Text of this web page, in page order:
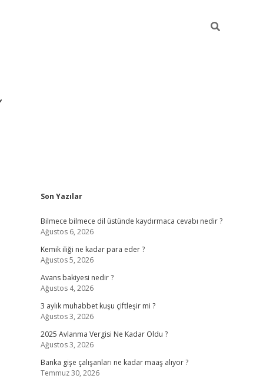
Sidebar
Son Yazılar
Bilmece bilmece dil üstünde kaydırmaca cevabı nedir ?
Ağustos 6, 2026
Kemik iliği ne kadar para eder ?
Ağustos 5, 2026
Avans bakiyesi nedir ?
Ağustos 4, 2026
3 aylık muhabbet kuşu çiftleşir mi ?
Ağustos 3, 2026
2025 Avlanma Vergisi Ne Kadar Oldu ?
Ağustos 3, 2026
Banka gişe çalışanları ne kadar maaş alıyor ?
Temmuz 30, 2026